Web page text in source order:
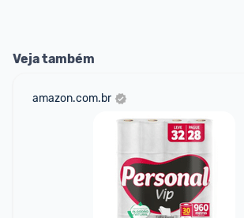
Veja também
amazon.com.br